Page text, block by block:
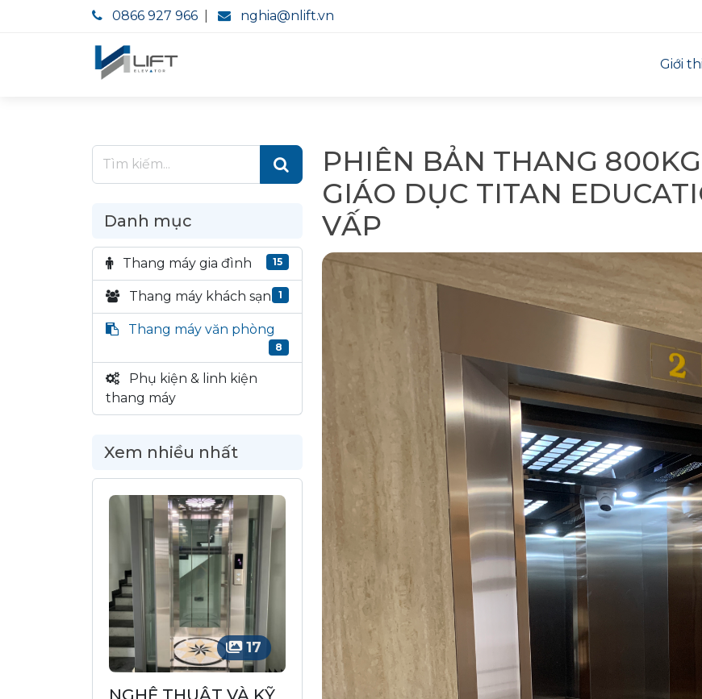
0866 927 966 nghia@nlift.vn
Giới
Danh mục
Thang máy gia đình 15
Thang máy khách sạn 1
Thang máy văn phòng
8
Phụ kiện & linh kiện
thang máy
Xem nhiều nhất
17
PHIÊN BẢN THANG
GIÁO DỤC TITAN
VẤP